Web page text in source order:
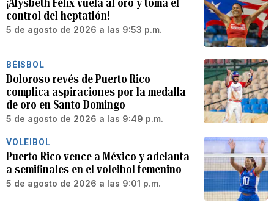
control del heptatlón!
5 de agosto de 2026 a las 9:53 p.m.
BÉISBOL
Doloroso revés de Puerto Rico
complica aspiraciones por la medalla
de oro en Santo Domingo
5 de agosto de 2026 a las 9:49 p.m.
VOLEIBOL
Puerto Rico vence a México y adelanta
a semifinales en el voleibol femenino
5 de agosto de 2026 a las 9:01 p.m.